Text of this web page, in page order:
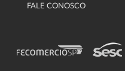
FALE CONOSCO